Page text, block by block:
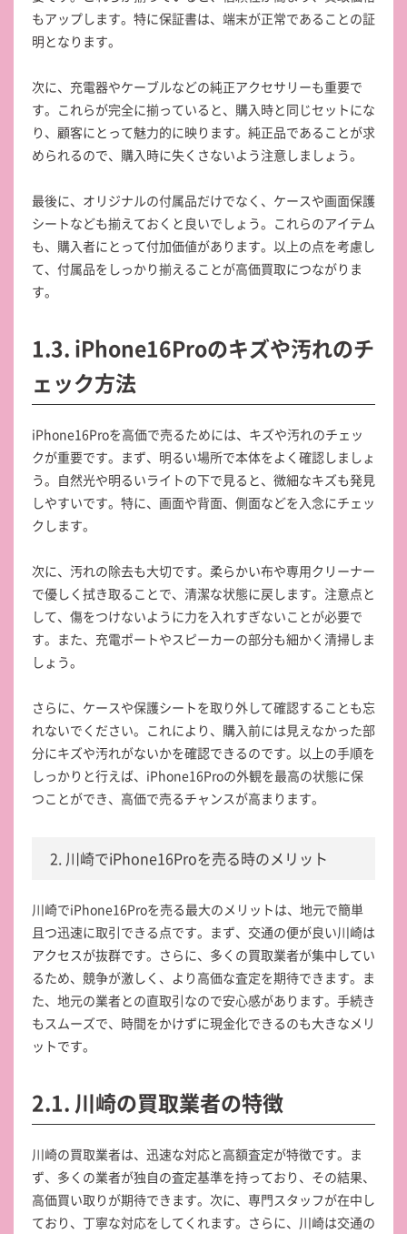
もアップします。特に保証書は、端末が正常であることの証
明となります。
次に、充電器やケーブルなどの純正アクセサリーも重要で
す。これらが完全に揃っていると、購入時と同じセットにな
り、顧客にとって魅力的に映ります。純正品であることが求
められるので、購入時に失くさないよう注意しましょう。
最後に、オリジナルの付属品だけでなく、ケースや画面保護
シートなども揃えておくと良いでしょう。これらのアイテム
も、購入者にとって付加価値があります。以上の点を考慮し
て、付属品をしっかり揃えることが高価買取につながりま
す。
1.3. iPhone16Proのキズや汚れのチ
ェック方法
iPhone16Proを高価で売るためには、キズや汚れのチェッ
クが重要です。まず、明るい場所で本体をよく確認しましょ
う。自然光や明るいライトの下で見ると、微細なキズも発見
しやすいです。特に、画面や背面、側面などを入念にチェッ
クします。
次に、汚れの除去も大切です。柔らかい布や専用クリーナー
で優しく拭き取ることで、清潔な状態に戻します。注意点と
して、傷をつけないように力を入れすぎないことが必要で
す。また、充電ポートやスピーカーの部分も細かく清掃しま
しょう。
さらに、ケースや保護シートを取り外して確認することも忘
れないでください。これにより、購入前には見えなかった部
分にキズや汚れがないかを確認できるのです。以上の手順を
しっかりと行えば、iPhone16Proの外観を最高の状態に保
つことができ、高価で売るチャンスが高まります。
2. 川崎でiPhone16Proを売る時のメリット
川崎でiPhone16Proを売る最大のメリットは、地元で簡単
且つ迅速に取引できる点です。まず、交通の便が良い川崎は
アクセスが抜群です。さらに、多くの買取業者が集中してい
るため、競争が激しく、より高価な査定を期待できます。ま
た、地元の業者との直取引なので安心感があります。手続き
もスムーズで、時間をかけずに現金化できるのも大きなメリ
ットです。
2.1. 川崎の買取業者の特徴
川崎の買取業者は、迅速な対応と高額査定が特徴です。ま
ず、多くの業者が独自の査定基準を持っており、その結果、
高価買い取りが期待できます。次に、専門スタッフが在中し
ており、丁寧な対応をしてくれます。さらに、川崎は交通の